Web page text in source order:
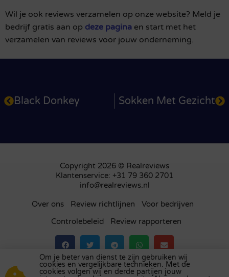
Wil je ook reviews verzamelen op onze website? Meld je
bedrijf gratis aan op deze pagina en start met het
verzamelen van reviews voor jouw onderneming.
Black Donkey Sokken Met Gezicht
Copyright 2026 © Realreviews
Klantenservice: +31 79 360 2701
info@realreviews.nl
Over ons Review richtlijnen
Voor bedrijven
Controlebeleid
Review rapporteren
Bezoek ons review platform inhet Verenigd
Om je beter van dienst te zijn gebruiken wij
cookies en vergelijkbare technieken. Met de
cookies volgen wij en derde partijen jouw